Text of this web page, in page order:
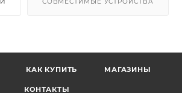
КАК КУПИТЬ МАГАЗИНЫ
КОНТАКТЫ